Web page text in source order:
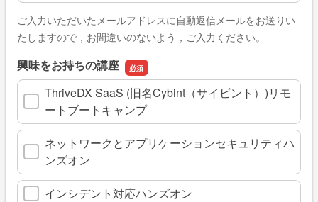
ご入力いただいたメールアドレスに自動返信メールをお送りい
たしますので，お間違いのないよう，ご入力ください。
興味をお持ちの講座
ThriveDX SaaS (旧名Cybint（サイビント）)リモ
ートブートキャンプ
ネットワークとアプリケーションセキュリティハ
ンズオン
インシデント対応ハンズオン